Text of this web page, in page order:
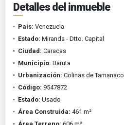
Detalles del inmueble
País: Venezuela
Estado: Miranda - Dtto. Capital
Ciudad: Caracas
Municipio: Baruta
Urbanización: Colinas de Tamanaco
Código: 9547872
Estado: Usado
Área Construida: 461 m²